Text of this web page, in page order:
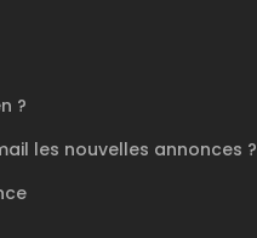
?
les nouvelles annonces ?